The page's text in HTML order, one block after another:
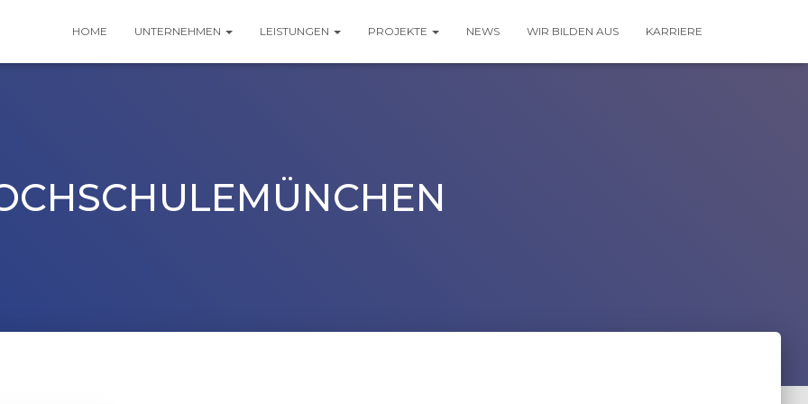
HOME UNTERNEHMEN LEISTUNGEN PROJEKTE NEWS WIR BILDEN AUS KARRIERE